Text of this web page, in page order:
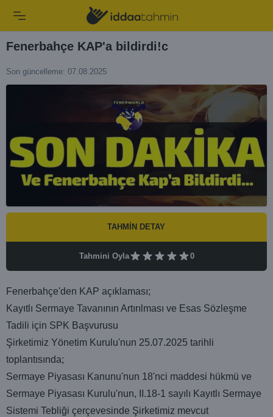
Fenerbahçe KAP'a bildirdi!c
Son güncelleme: 07.08.2025
TAHMİN DETAY
Tahmini Oyla 0
Fenerbahçe'den KAP açıklaması;
Kayıtlı Sermaye Tavanının Artırılması ve Esas Sözleşme
Tadili için SPK Başvurusu
Şirketimiz Yönetim Kurulu'nun 25.07.2025 tarihli
toplantısında;
Sermaye Piyasası Kanunu'nun 18'nci maddesi hükmü ve
Sermaye Piyasası Kurulu'nun, II.18-1 sayılı Kayıtlı Sermaye
Sistemi Tebliği çerçevesinde Şirketimiz mevcut